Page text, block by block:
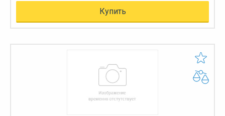
Купить